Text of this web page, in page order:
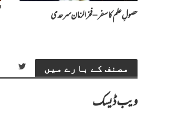
حصولِ علم کا سفر – فخرالزمان سرحدی
مصنف کے بارے میں
ویب ڈیسک